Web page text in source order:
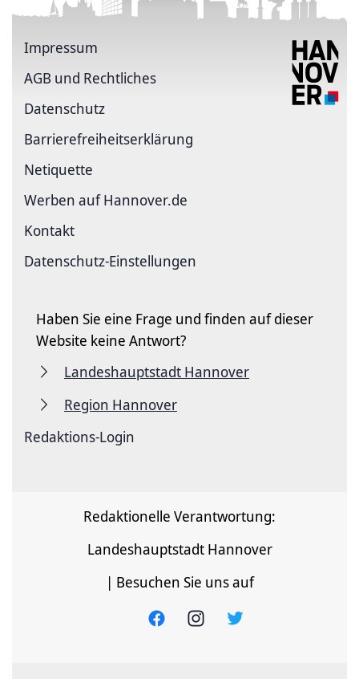
Impressum
AGB und Rechtliches
Datenschutz
Barriere­freiheits­erklärung
Netiquette
Werben auf Hannover.de
Kontakt
Datenschutz-Einstellungen
Haben Sie eine Frage und finden auf dieser
Website keine Antwort?
Landeshauptstadt Hannover
Region Hannover
Redaktions-Login
Redaktionelle Verantwortung:
Landeshauptstadt Hannover
| Besuchen Sie uns auf